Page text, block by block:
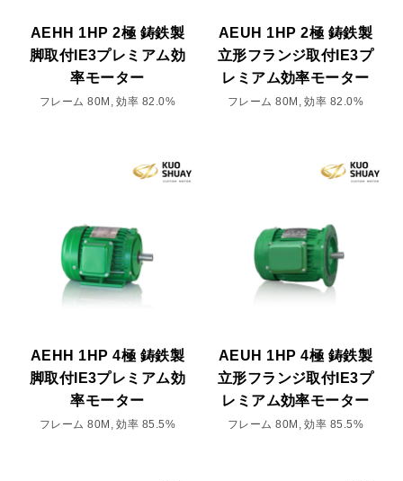
AEHH 1HP 2極 鋳鉄製
脚取付IE3プレミアム効
率モーター
フレーム 80M, 効率 82.0%
AEUH 1HP 2極 鋳鉄製
立形フランジ取付IE3プ
レミアム効率モーター
フレーム 80M, 効率 82.0%
AEHH 1HP 4極 鋳鉄製
脚取付IE3プレミアム効
率モーター
フレーム 80M, 効率 85.5%
AEUH 1HP 4極 鋳鉄製
立形フランジ取付IE3プ
レミアム効率モーター
フレーム 80M, 効率 85.5%